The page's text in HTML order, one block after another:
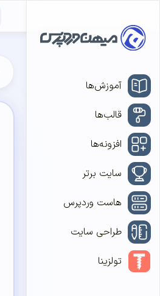
آموزش‌ها
قالب‌ها
افزونه‌ها
سایت برتر
هاست وردپرس
طراحی سایت
تولزینا